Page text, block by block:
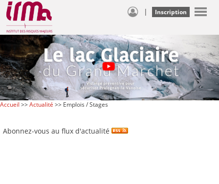
| Inscription
Accueil >>Actualité >> Emplois / Stages
Abonnez-vous au flux d'actualité